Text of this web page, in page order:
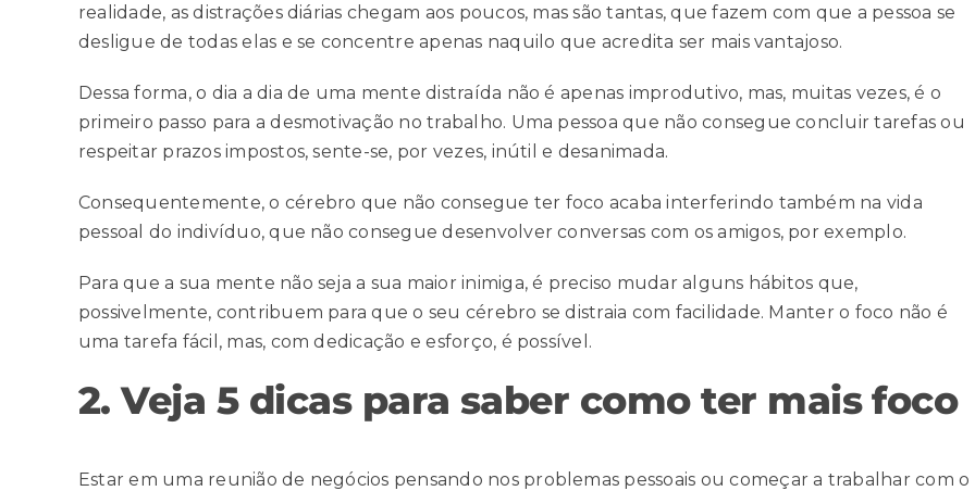
realidade, as distrações diárias chegam aos poucos, mas são tantas, que fazem com que a pessoa se
desligue de todas elas e se concentre apenas naquilo que acredita ser mais vantajoso.
Dessa forma, o dia a dia de uma mente distraída não é apenas improdutivo, mas, muitas vezes, é o
primeiro passo para a desmotivação no trabalho. Uma pessoa que não consegue concluir tarefas ou
respeitar prazos impostos, sente-se, por vezes, inútil e desanimada.
Consequentemente, o cérebro que não consegue ter foco acaba interferindo também na vida
pessoal do indivíduo, que não consegue desenvolver conversas com os amigos, por exemplo.
Para que a sua mente não seja a sua maior inimiga, é preciso mudar alguns hábitos que,
possivelmente, contribuem para que o seu cérebro se distraia com facilidade. Manter o foco não é
uma tarefa fácil, mas, com dedicação e esforço, é possível.
2. Veja 5 dicas para saber como ter mais foco
Estar em uma reunião de negócios pensando nos problemas pessoais ou começar a trabalhar com o